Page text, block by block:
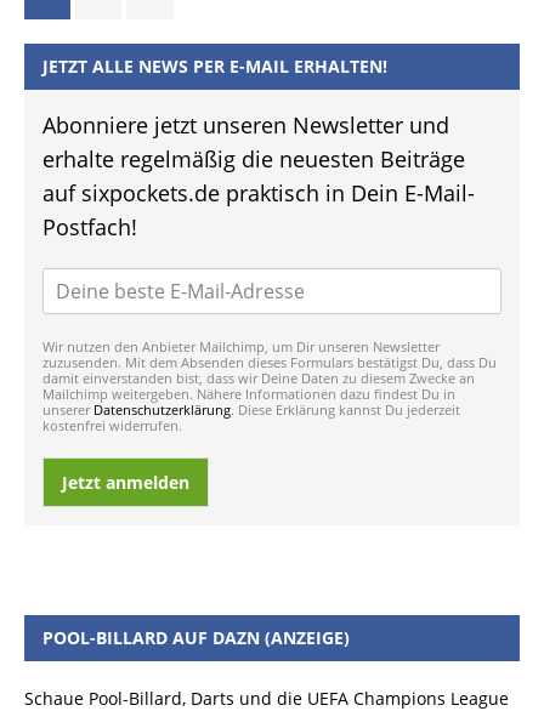
JETZT ALLE NEWS PER E-MAIL ERHALTEN!
Abonniere jetzt unseren Newsletter und
erhalte regelmäßig die neuesten Beiträge
auf sixpockets.de praktisch in Dein E-Mail-
Postfach!
Wir nutzen den Anbieter Mailchimp, um Dir unseren Newsletter
zuzusenden. Mit dem Absenden dieses Formulars bestätigst Du, dass Du
damit einverstanden bist, dass wir Deine Daten zu diesem Zwecke an
Mailchimp weitergeben. Nähere Informationen dazu findest Du in
unserer Datenschutzerklärung. Diese Erklärung kannst Du jederzeit
kostenfrei widerrufen.
Jetzt anmelden
POOL-BILLARD AUF DAZN (ANZEIGE)
Schaue Pool-Billard, Darts und die UEFA Champions League